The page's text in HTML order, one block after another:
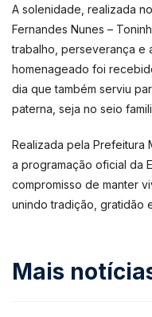
A solenidade, realizada
Fernandes Nunes –
trabalho, perseverança e
homenageado foi
dia que também serviu
paterna, seja no seio
Realizada pela Prefeitura
a programação oficial da
compromisso de manter
unindo tradição, gratidão
Mais